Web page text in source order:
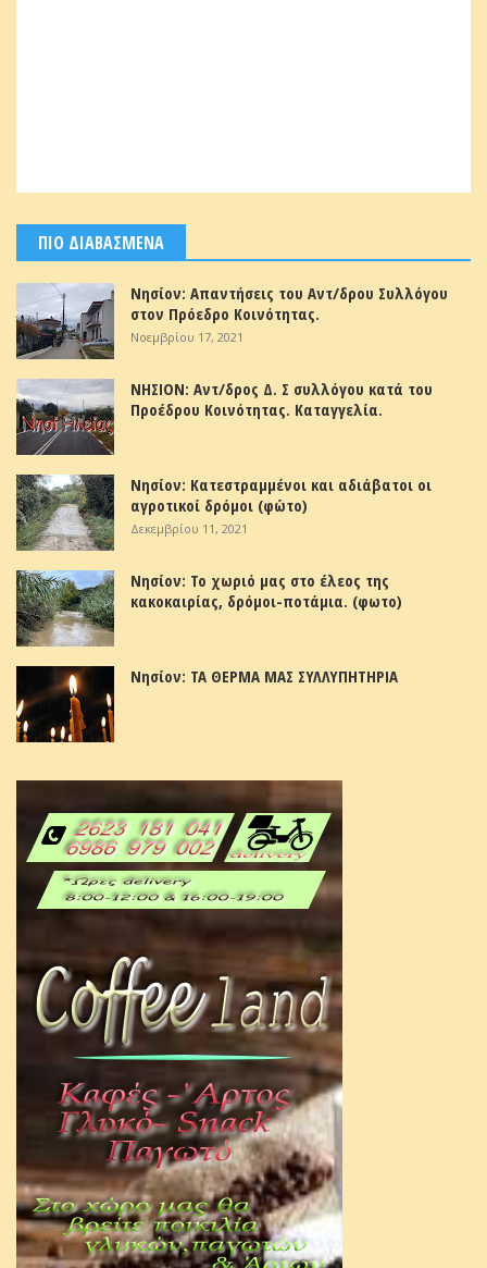
ΠΙΟ ΔΙΑΒΑΣΜΕΝΑ
Νησίον: Απαντήσεις του Αντ/δρου Συλλόγου
στον Πρόεδρο Κοινότητας.
Νοεμβρίου 17, 2021
ΝΗΣΙΟΝ: Αντ/δρος Δ. Σ συλλόγου κατά του
Προέδρου Κοινότητας. Καταγγελία.
Νησίον: Κατεστραμμένοι και αδιάβατοι οι
αγροτικοί δρόμοι (φώτο)
Δεκεμβρίου 11, 2021
Νησίον: Το χωριό μας στο έλεος της
κακοκαιρίας, δρόμοι-ποτάμια. (φωτο)
Νησίον: ΤΑ ΘΕΡΜΑ ΜΑΣ ΣΥΛΛΥΠΗΤΗΡΙΑ